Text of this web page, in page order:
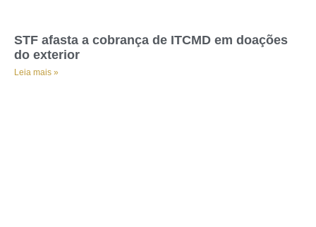
STF afasta a cobrança de ITCMD em doações
do exterior
Leia mais »